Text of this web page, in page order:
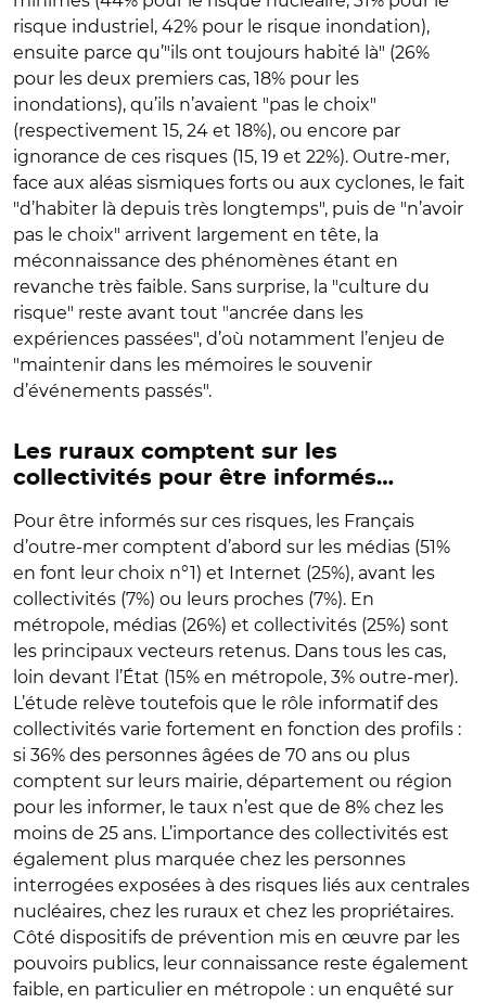
risque industriel, 42% pour le risque inondation),
ensuite parce qu’"ils ont toujours habité là" (26%
pour les deux premiers cas, 18% pour les
inondations), qu’ils n’avaient "pas le choix"
(respectivement 15, 24 et 18%), ou encore par
ignorance de ces risques (15, 19 et 22%). Outre-mer,
face aux aléas sismiques forts ou aux cyclones, le fait
"d’habiter là depuis très longtemps", puis de "n’avoir
pas le choix" arrivent largement en tête, la
méconnaissance des phénomènes étant en
revanche très faible. Sans surprise, la "culture du
risque" reste avant tout "ancrée dans les
expériences passées", d’où notamment l’enjeu de
"maintenir dans les mémoires le souvenir
d’événements passés".
Les ruraux comptent sur les
collectivités pour être informés…
Pour être informés sur ces risques, les Français
d’outre-mer comptent d’abord sur les médias (51%
en font leur choix n°1) et Internet (25%), avant les
collectivités (7%) ou leurs proches (7%). En
métropole, médias (26%) et collectivités (25%) sont
les principaux vecteurs retenus. Dans tous les cas,
loin devant l’État (15% en métropole, 3% outre-mer).
L’étude relève toutefois que le rôle informatif des
collectivités varie fortement en fonction des profils :
si 36% des personnes âgées de 70 ans ou plus
comptent sur leurs mairie, département ou région
pour les informer, le taux n’est que de 8% chez les
moins de 25 ans. L’importance des collectivités est
également plus marquée chez les personnes
interrogées exposées à des risques liés aux centrales
nucléaires, chez les ruraux et chez les propriétaires.
Côté dispositifs de prévention mis en œuvre par les
pouvoirs publics, leur connaissance reste également
faible, en particulier en métropole : un enquêté sur